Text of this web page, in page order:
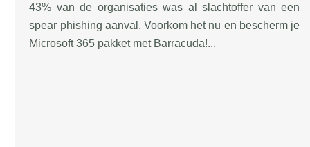
43% van de organisaties was al slachtoffer van een
spear phishing aanval. Voorkom het nu en bescherm je
Microsoft 365 pakket met Barracuda!...